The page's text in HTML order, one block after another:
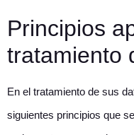
Principios
tratamiento
En el tratamiento de sus
siguientes principios que